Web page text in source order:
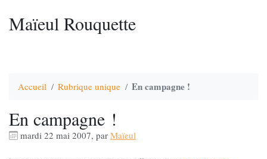
Maïeul Rouquette
Accueil Rubrique unique En campagne !
En campagne !
mardi 22 mai 2007, par Maïeul